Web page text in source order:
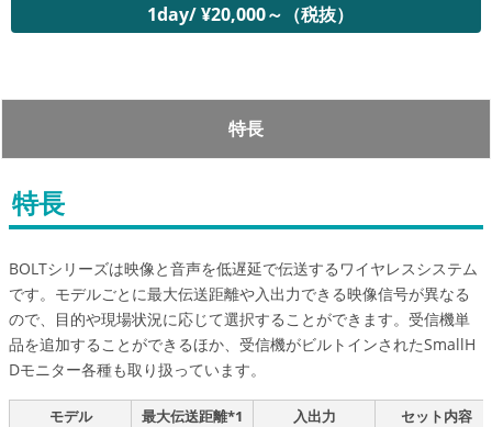
1day/ ¥20,000～（税抜）
特長
特長
BOLTシリーズは映像と音声を低遅延で伝送するワイヤレスシステム
です。モデルごとに最大伝送距離や入出力できる映像信号が異なる
ので、目的や現場状況に応じて選択することができます。受信機単
品を追加することができるほか、受信機がビルトインされたSmallH
Dモニター各種も取り扱っています。
モデル 最大伝送距離*1 入出力 セット内容